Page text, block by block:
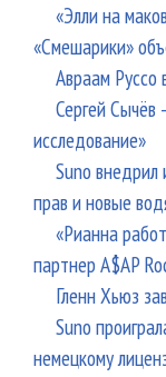
«Элли на
«Смешарики»
Авраам Руссо
Сергей
исследование»
Suno внедрил
прав и новые
«Рианна
партнер A$AP
Гленн Хьюз
Suno
немецкому